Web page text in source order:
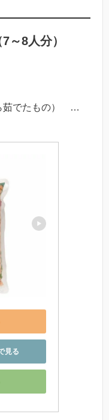
～8人分）
ら茹でたもの） …
見る